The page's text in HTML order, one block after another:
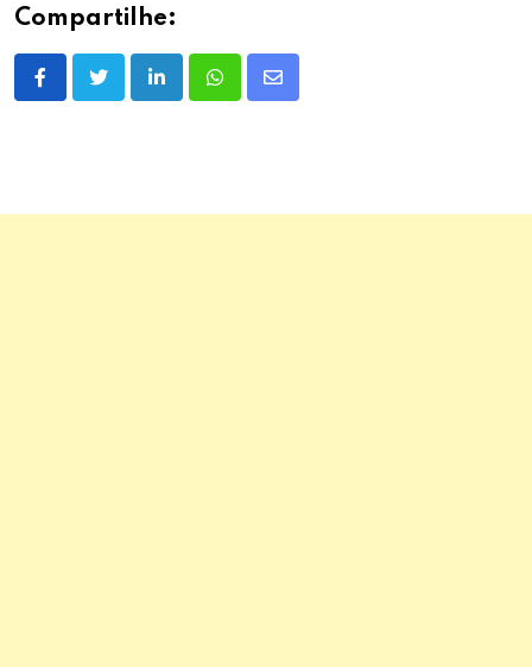
Compartilhe:
LinkedInWhatsappShare